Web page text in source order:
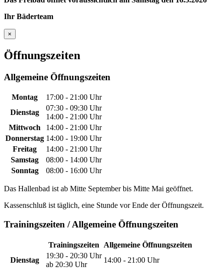
Ihr Bäderteam
×
Öffnungszeiten
Allgemeine Öffnungszeiten
Montag
17:00 - 21:00 Uhr
Dienstag
07:30 - 09:30 Uhr
14:00 - 21:00 Uhr
Mittwoch
14:00 - 21:00 Uhr
Donnerstag 14:00 - 19:00 Uhr
Freitag
14:00 - 21:00 Uhr
Samstag
08:00 - 14:00 Uhr
Sonntag
08:00 - 16:00 Uhr
Das Hallenbad ist ab Mitte September bis Mitte Mai geöffnet.
Kassenschluß ist täglich, eine Stunde vor Ende der Öffnungszeit.
Trainingszeiten / Allgemeine Öffnungszeiten
Trainingszeiten
Allgemeine Öffnungszeiten
Dienstag
19:30 - 20:30 Uhr
ab 20:30 Uhr
14:00 - 21:00 Uhr